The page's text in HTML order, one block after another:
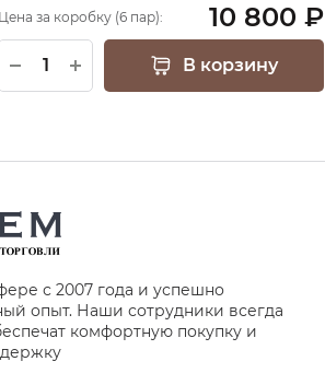
Цена за коробку (6 пар): 10 800 ₽
В корзину
с 2007 года и успешно
опыт. Наши сотрудники всегда
комфортную покупку и